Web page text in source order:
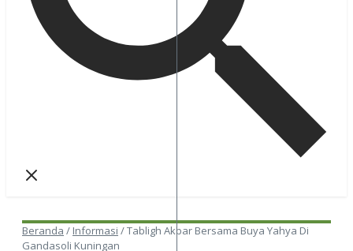
Beranda / Informasi /Tabligh Akbar Bersama Buya Yahya Di
Gandasoli Kuningan